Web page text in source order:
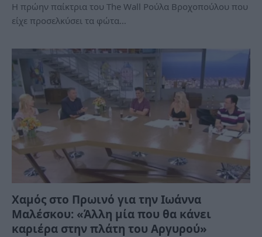
Η πρώην παίκτρια του The Wall Ρούλα Βροχοπούλου που
είχε προσελκύσει τα φώτα…
Χαμός στο Πρωινό για την Ιωάννα
Μαλέσκου: «Άλλη μία που θα κάνει
καριέρα στην πλάτη του Αργυρού»